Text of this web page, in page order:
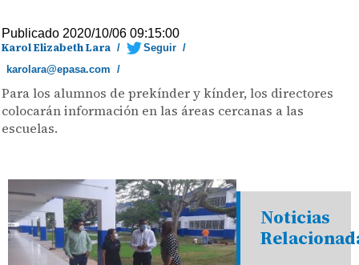
Publicado 2020/10/06 09:15:00
Karol Elizabeth Lara / Seguir /
karolara@epasa.com /
Para los alumnos de prekínder y kínder, los directores
colocarán información en las áreas cercanas a las
escuelas.
Noticias